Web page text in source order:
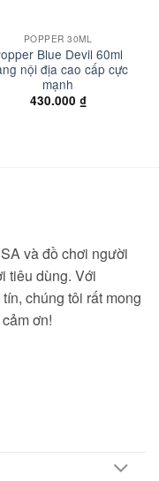
POPPER 30ML
Blue Devil 60ml
nội địa cao cấp cực
mạnh
430.000 ₫
và đồ chơi người
tiêu dùng. Với
chúng tôi rất mong
ơn!